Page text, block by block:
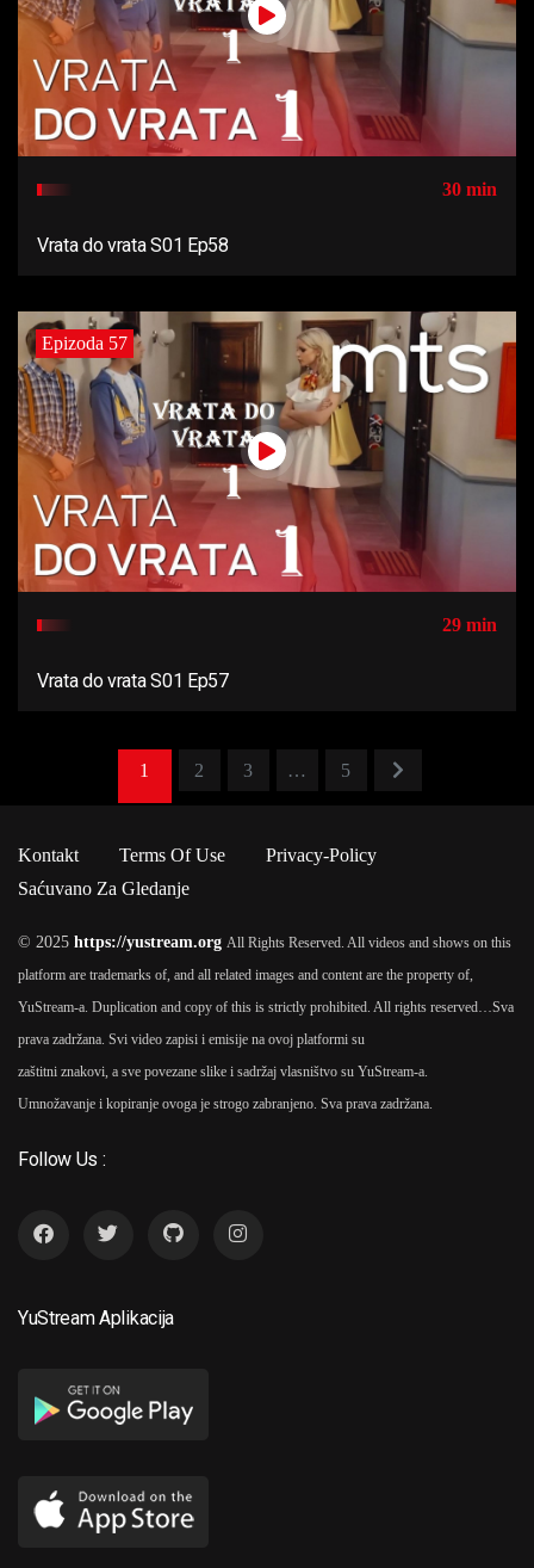
30 min
Vrata do vrata S01 Ep58
Epizoda 57
29 min
Vrata do vrata S01 Ep57
1 2 3 … 5
Kontakt Terms Of Use
Privacy-Policy
Saćuvano Za Gledanje
© 2025 https://yustream.org All Rights Reserved. All videos and shows on this
platform are trademarks of, and all related images and content are the property of,
YuStream-a. Duplication and copy of this is strictly prohibited. All rights reserved… Sva
prava zadržana. Svi video zapisi i emisije na ovoj platformi su
zaštitni znakovi, a sve povezane slike i sadržaj vlasništvo su YuStream-a.
Umnožavanje i kopiranje ovoga je strogo zabranjeno. Sva prava zadržana.
Follow Us :
YuStream Aplikacija